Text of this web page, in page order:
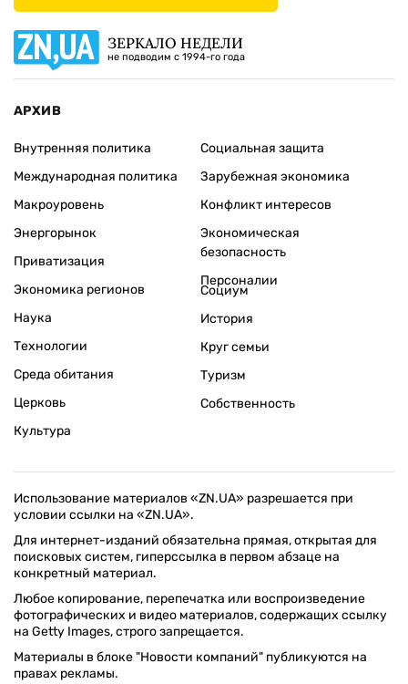
ЗЕРКАЛО НЕДЕЛИ
не подводим с 1994-го года
АРХИВ
Внутренняя политика
Международная политика
Макроуровень
Энергорынок
Приватизация
Экономика регионов
Социальная защита
Зарубежная экономика
Конфликт интересов
Экономическая
безопасность
Персоналии
Наука
Технологии
Среда обитания
Церковь
Культура
Социум
История
Круг семьи
Туризм
Собственность
Использование материалов «ZN.UA» разрешается при
условии ссылки на «ZN.UA».
Для интернет-изданий обязательна прямая, открытая для
поисковых систем, гиперссылка в первом абзаце на
конкретный материал.
Любое копирование, перепечатка или воспроизведение
фотографических и видео материалов, содержащих ссылку
на Getty Images, строго запрещается.
Материалы в блоке "Новости компаний" публикуются на
правах рекламы.